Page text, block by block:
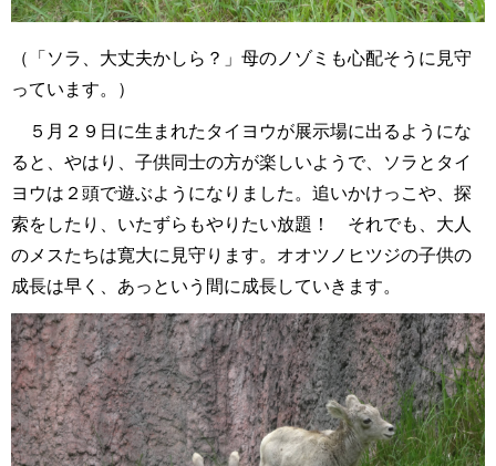
（「ソラ、大丈夫かしら？」母のノゾミも心配そうに見守
っています。）
５月２９日に生まれたタイヨウが展示場に出るようにな
ると、やはり、子供同士の方が楽しいようで、ソラとタイ
ヨウは２頭で遊ぶようになりました。追いかけっこや、探
索をしたり、いたずらもやりたい放題！ それでも、大人
のメスたちは寛大に見守ります。オオツノヒツジの子供の
成長は早く、あっという間に成長していきます。